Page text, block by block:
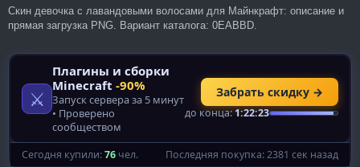
Скин девочка с лавандовыми волосами для Майнкрафт: описание и
прямая загрузка PNG. Вариант каталога: 0EABBD.